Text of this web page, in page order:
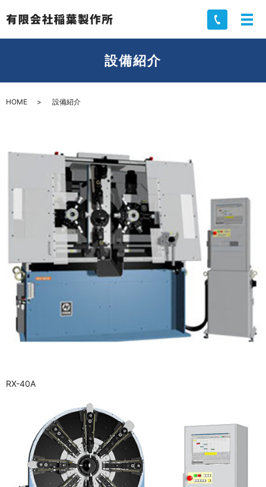
設備紹介
HOME 設備紹介
RX-40A